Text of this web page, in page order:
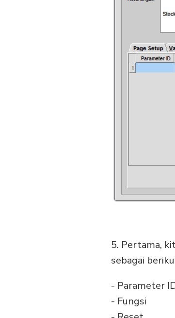
5. Pertama,
sebagai
- Parameter
- Fungsi